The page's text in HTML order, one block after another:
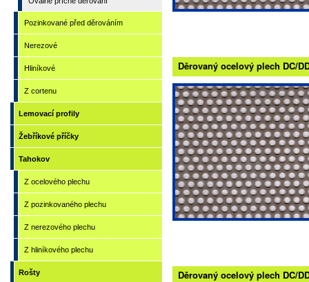
Pozinkované před děrováním
Nerezové
Hliníkové
Z cortenu
Lemovací profily
Žebříkové příčky
Tahokov
Z ocelového plechu
Z pozinkovaného plechu
Z nerezového plechu
Z hliníkového plechu
Rošty
Děrovaný ocelový plech DC/
Děrovaný ocelový plech DC/